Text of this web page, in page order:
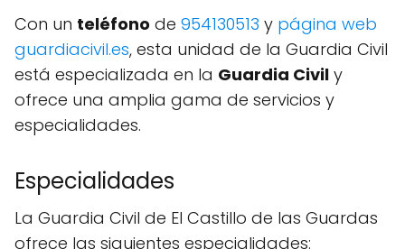
Con un teléfono de 954130513 y página web
guardiacivil.es, esta unidad de la Guardia Civil
está especializada en la Guardia Civil y
ofrece una amplia gama de servicios y
especialidades.
Especialidades
La Guardia Civil de El Castillo de las Guardas
ofrece las siguientes especialidades: